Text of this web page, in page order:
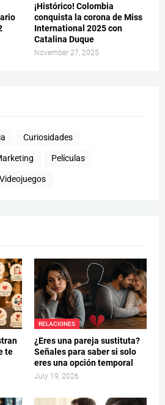
¡Histórico! Colombia
conquista la corona de Miss
International 2025 con
Catalina Duque
November 27, 2025
Curiosidades
Películas
Videojuegos
te
RELACIONES
¿Eres una pareja sustituta?
Señales para saber si solo
eres una opción temporal
July 19, 2026